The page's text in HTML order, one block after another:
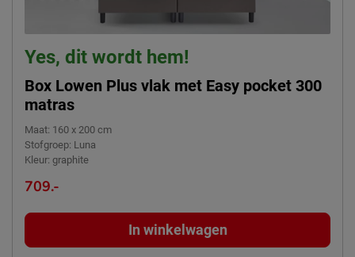
Yes, dit wordt hem!
Box Lowen Plus vlak met Easy pocket 300
matras
Maat: 160 x 200 cm
Stofgroep: Luna
Kleur: graphite
709.-
In winkelwagen